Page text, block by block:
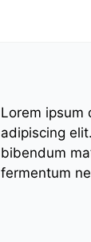
Lorem ipsum
adipiscing
bibendum
fermentum